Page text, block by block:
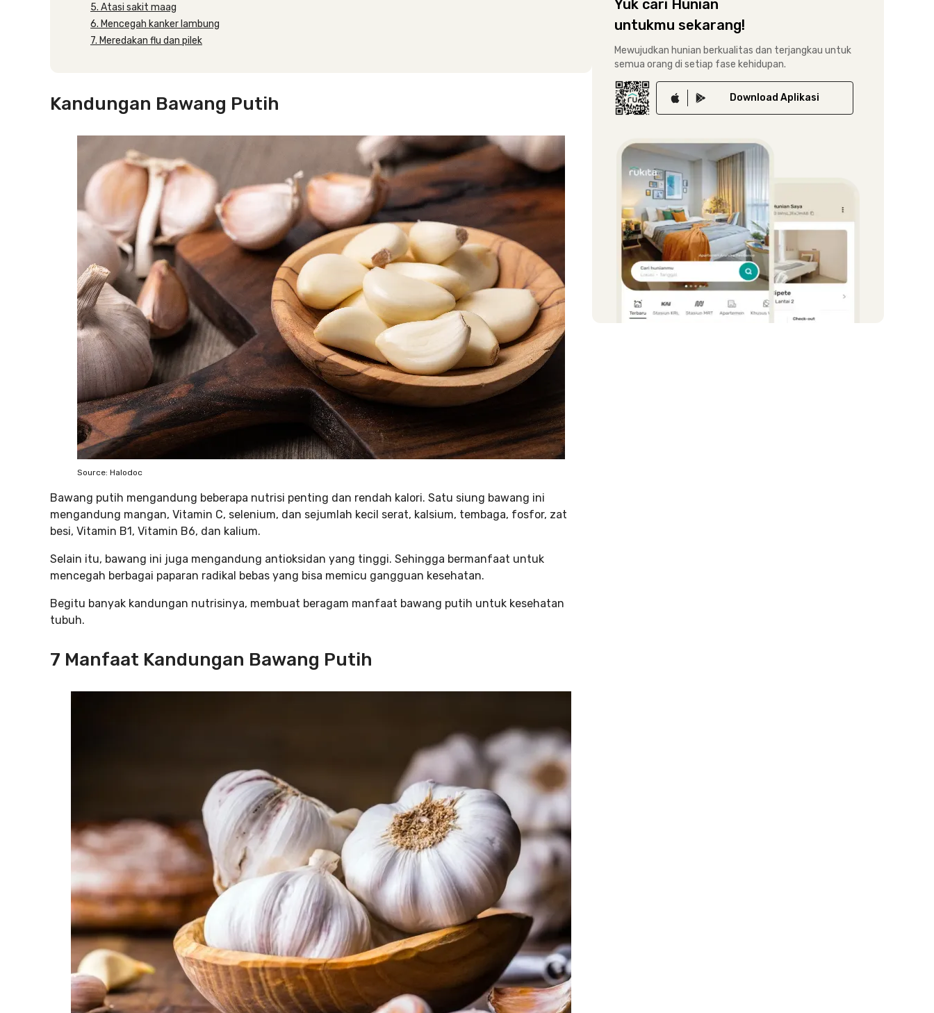
5. Atasi sakit maag
6. Mencegah kanker lambung
7. Meredakan flu dan pilek
Kandungan Bawang Putih
Source: Halodoc
Bawang putih mengandung beberapa nutrisi penting dan rendah kalori. Satu siung bawang ini
mengandung mangan, Vitamin C, selenium, dan sejumlah kecil serat, kalsium, tembaga, fosfor, zat
besi, Vitamin B1, Vitamin B6, dan kalium.
Selain itu, bawang ini juga mengandung antioksidan yang tinggi. Sehingga bermanfaat untuk
mencegah berbagai paparan radikal bebas yang bisa memicu gangguan kesehatan.
Begitu banyak kandungan nutrisinya, membuat beragam manfaat bawang putih untuk kesehatan
tubuh.
7 Manfaat Kandungan Bawang Putih
Yuk cari Hunian
untukmu sekarang!
Mewujudkan hunian berkualitas dan terjangkau untuk
semua orang di setiap fase kehidupan.
Download Aplikasi